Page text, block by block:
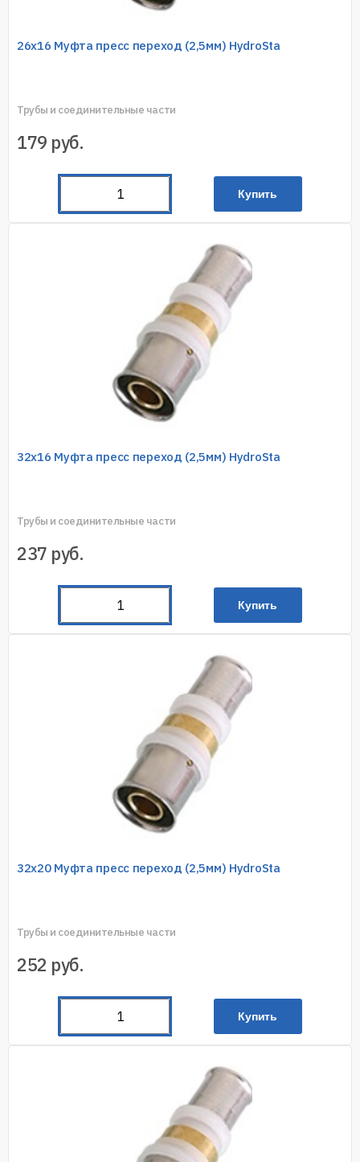
26х16 Муфта пресс переход (2,5мм) HydroSta
Трубы и соединительные части
179 руб.
Купить
32х16 Муфта пресс переход (2,5мм) HydroSta
Трубы и соединительные части
237 руб.
Купить
32х20 Муфта пресс переход (2,5мм) HydroSta
Трубы и соединительные части
252 руб.
Купить